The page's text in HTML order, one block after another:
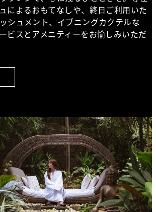
によるおもてなしや、終日ご利用いた
シュメント、イブニングカクテルな
ビスとアメニティーをお愉しみいただ